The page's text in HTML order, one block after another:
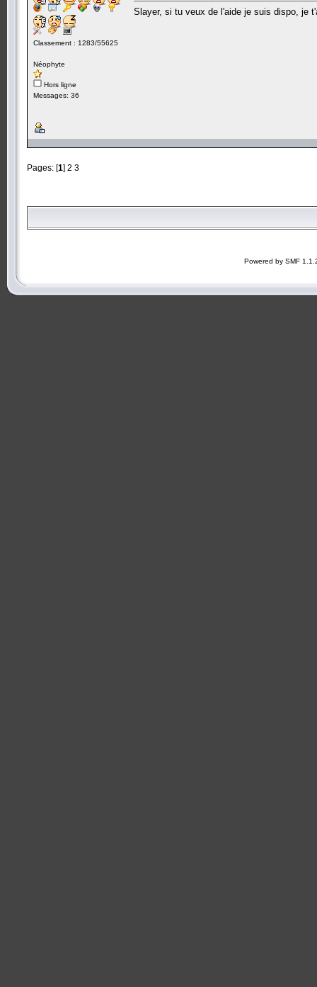
Classement : 1283/55625
Néophyte
Hors ligne
Messages: 36
Slayer, si tu veux de l'aide je suis dispo, je
Pages: [1] 2 3
Powered by SMF